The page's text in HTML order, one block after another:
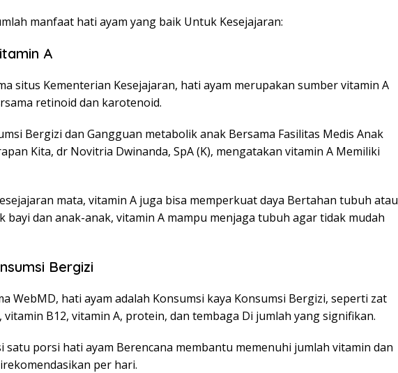
manfaat hati ayam yang baik Untuk Kesejajaran:
A
situs Kementerian Kesejajaran, hati ayam merupakan sumber vitamin A
retinoid dan karotenoid.
Bergizi dan Gangguan metabolik anak Bersama Fasilitas Medis Anak
Kita, dr Novitria Dwinanda, SpA (K), mengatakan vitamin A Memiliki
mata, vitamin A juga bisa memperkuat daya Bertahan tubuh atau
bayi dan anak-anak, vitamin A mampu menjaga tubuh agar tidak mudah
Bergizi
WebMD, hati ayam adalah Konsumsi kaya Konsumsi Bergizi, seperti zat
vitamin B12, vitamin A, protein, dan tembaga Di jumlah yang signifikan.
satu porsi hati ayam Berencana membantu memenuhi jumlah vitamin dan
per hari.